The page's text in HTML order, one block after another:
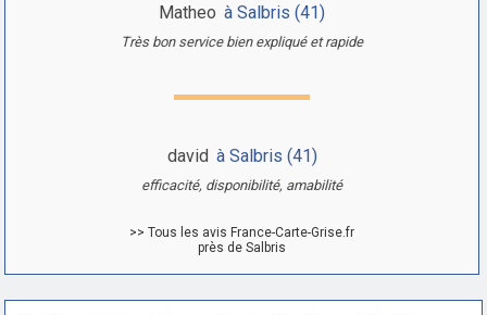
Matheo à Salbris (41)
Très bon service bien expliqué et rapide
david à Salbris (41)
efficacité, disponibilité, amabilité
>> Tous les avis France-Carte-Grise.fr
près de Salbris